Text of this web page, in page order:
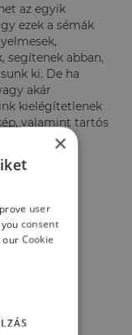
az egyik
ezek a sémák
segítenek abban,
ki. De ha
akár
kielégítetlenek
valamint tartós
×
user
consent
Cookie